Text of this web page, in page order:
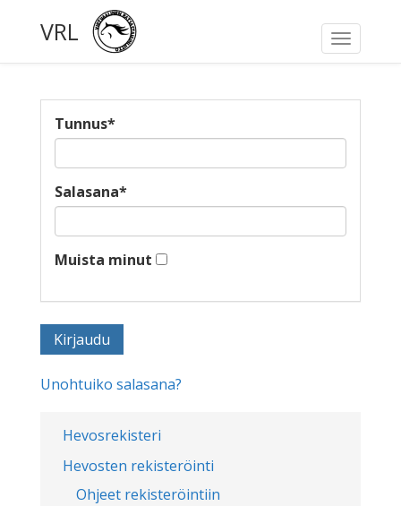
Toggle
VRL
Hevosrekisteri
Hevosten rekisteröinti
Ohjeet rekisteröintiin
Tunnus*
Salasana*
Muista minut
Unohtuiko salasana?